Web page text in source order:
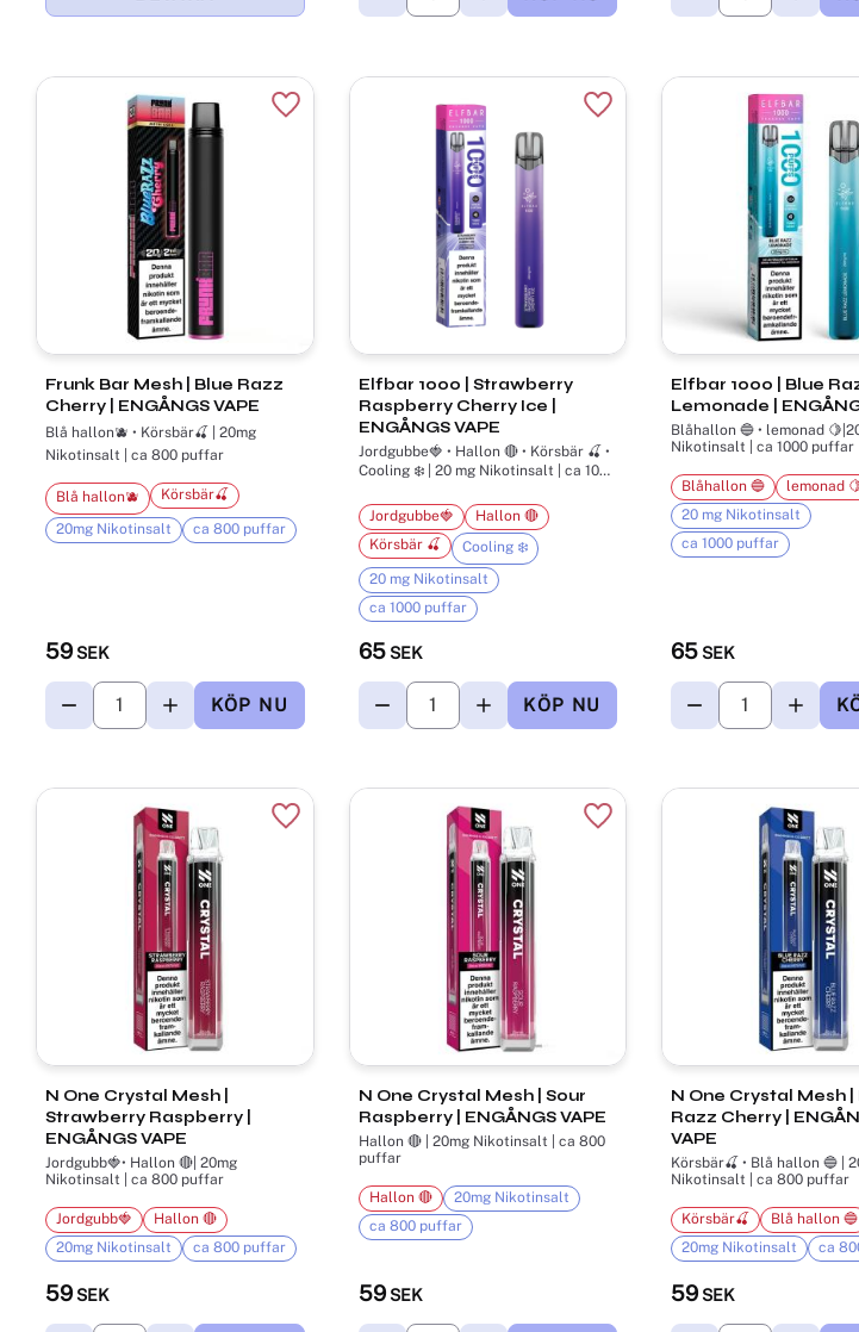
Frunk Bar Mesh | Blue Razz
Cherry | ENGÅNGS VAPE
Blå hallon🫐 • Körsbär🍒 | 20mg
Nikotinsalt | ca 800 puffar
59 SEK
Blå hallon🫐 Körsbär🍒
20mg Nikotinsalt ca 800 puffar
Lägg till i favoriter
Elfbar 1000 | Strawberry
Raspberry Cherry Ice |
ENGÅNGS VAPE
Jordgubbe🍓 • Hallon 🔴 • Körsbär 🍒 •
Cooling ❄️ | 20 mg Nikotinsalt | ca 1000
65SEK
Jordgubbe🍓
Hallon 🔴
Körsbär 🍒
Cooling ❄️
20 mg Nikotinsalt
ca 1000 puffar
Lägg till i favoriter
Elfbar 1000 | Blue
Lemonade |
Blåhallon 🔵 • lemonad 🍋|20 mg
Nikotinsalt | ca 1000 puffar
65 SEK
Blåhallon 🔵
lemonad
20 mg Nikotinsalt
ca 1000 puffar
N One Crystal Mesh |
Strawberry Raspberry |
ENGÅNGS VAPE
Jordgubb🍓• Hallon 🔴| 20mg
Nikotinsalt | ca 800 puffar
59 SEK
Jordgubb🍓
Hallon 🔴
20mg Nikotinsalt
ca 800 puffar
Lägg till i favoriter
N One Crystal Mesh | Sour
Raspberry | ENGÅNGS VAPE
Hallon 🔴 | 20mg Nikotinsalt | ca 800
puffar
59SEK
Hallon 🔴
20mg Nikotinsalt
ca 800 puffar
Lägg till i favoriter
N One Crystal Mesh |
Razz Cherry |
VAPE
Körsbär🍒 • Blå hallon 🔵 | 20mg
Nikotinsalt | ca 800 puffar
59 SEK
Körsbär🍒
Blå hallon 🔵
20mg Nikotinsalt
ca